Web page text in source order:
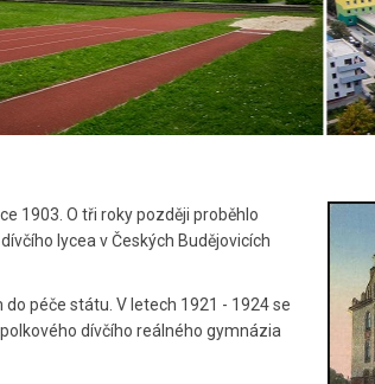
1903. O tři roky později proběhlo
lycea v Českých Budějovicích
do péče státu. V letech 1921 - 1924 se
dívčího reálného gymnázia